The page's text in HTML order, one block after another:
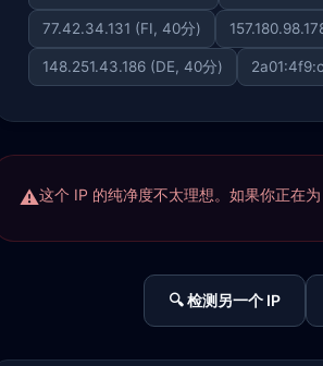
77.42.34.131 (FI, 40分)
148.251.43.186 (DE, 40分)
这个 IP 的纯净度不太理想。如果你正在
🔍 检测另一个 IP